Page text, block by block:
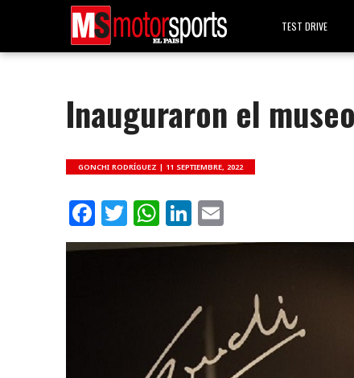
TEST DRIVE
Inauguraron el
GONCHI RODRÍGUEZ | 11 SEPTIEMBRE, 2022
Facebook
Twitter
WhatsApp
LinkedIn